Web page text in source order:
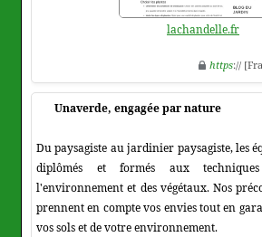
lachandelle.fr
https://
Unaverde, engagée par nature
Du paysagiste au jardinier paysagiste, les
diplômés et formés aux techniques
l'environnement et des végétaux. Nos
prennent en compte vos envies tout en
vos sols et de votre environnement.